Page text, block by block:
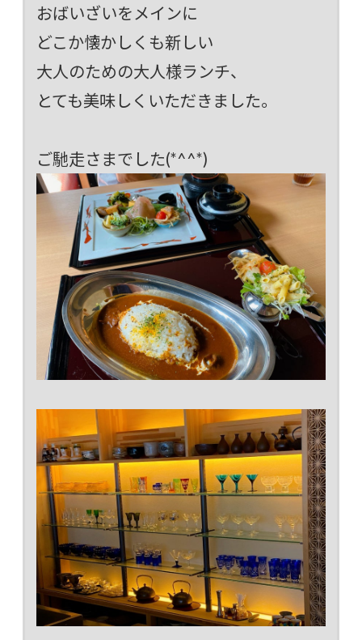
おばいざいをメインに
どこか懐かしくも新しい
大人のための大人様ランチ、
とても美味しくいただきました。
ご馳走さまでした(*^^*)